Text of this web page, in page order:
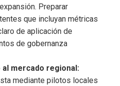
Preparar
que incluyan métricas
de aplicación de
de gobernanza
mercado regional:
mediante pilotos locales